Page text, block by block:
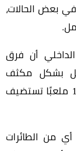
بعض الحالات،
أن فرق
بشكل مكثف
لتأمين المباريات في 8 من أصل 11 ملعبًا تستضيف
من الطائرات